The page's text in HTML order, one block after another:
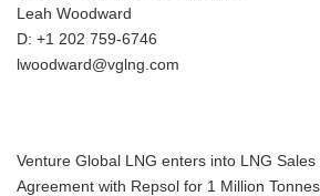
Leah Woodward
D: +1 202 759-6746
lwoodward@vglng.com
Venture Global LNG enters into LNG
Agreement with Repsol for 1 Million